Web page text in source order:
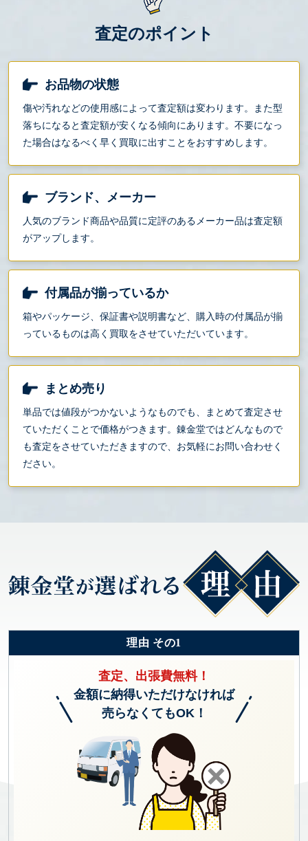
査定のポイント
お品物の状態
傷や汚れなどの使用感によって査定額は変わります。また型
落ちになると査定額が安くなる傾向にあります。不要になっ
た場合はなるべく早く買取に出すことをおすすめします。
ブランド、メーカー
人気のブランド商品や品質に定評のあるメーカー品は査定額
がアップします。
付属品が揃っているか
箱やパッケージ、保証書や説明書など、購入時の付属品が揃
っているものは高く買取をさせていただいています。
まとめ売り
単品では値段がつかないようなものでも、まとめて査定させ
ていただくことで価格がつきます。錬金堂ではどんなもので
も査定をさせていただきますので、お気軽にお問い合わせく
ださい。
理由 その1
査定、出張費無料！
金額に納得いただけなければ
売らなくてもOK！